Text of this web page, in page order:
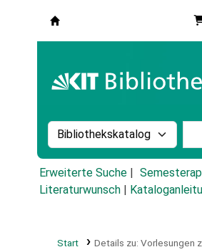
Suche im Katalog nach:
Erweiterte Suche
Literaturwunsch
Start Details zu: Vorlesungen